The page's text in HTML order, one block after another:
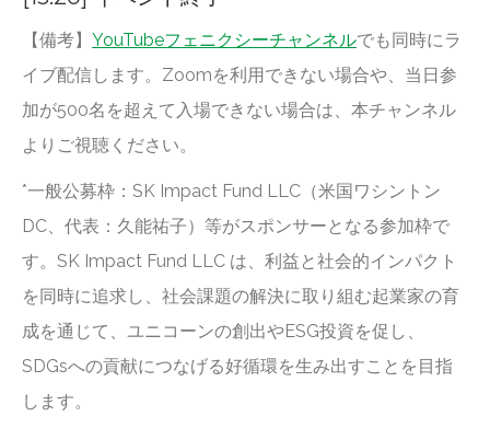
【備考】 YouTubeフェニクシーチャンネルでも同時にラ
イブ配信します。Zoomを利用できない場合や、当日参
加が500名を超えて入場できない場合は、本チャンネル
よりご視聴ください。
*一般公募枠：SK Impact Fund LLC（米国ワシントン
DC、代表：久能祐子）等がスポンサーとなる参加枠で
す。SK Impact Fund LLC は、利益と社会的インパクト
を同時に追求し、社会課題の解決に取り組む起業家の育
成を通じて、ユニコーンの創出やESG投資を促し、
SDGsへの貢献につなげる好循環を生み出すことを目指
します。